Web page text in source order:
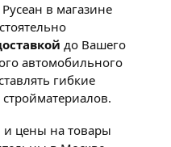
в магазине
до Вашего
автомобильного
гибкие
стройматериалов.
и цены на товары